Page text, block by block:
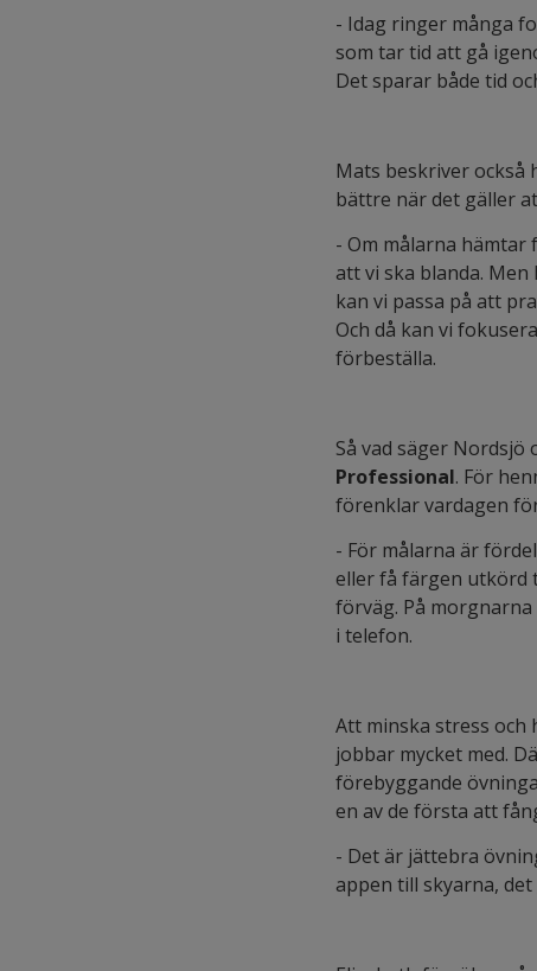
- Idag ringer många
som tar tid att gå
Det sparar både tid
Mats beskriver
bättre när det gäller
- Om målarna
att vi ska blanda.
kan vi passa på att
Och då kan vi
förbeställa.
Så vad säger
Professional. För
förenklar vardagen
- För målarna är
eller få färgen utkörd
förväg. På
i telefon.
Att minska stress
jobbar mycket med.
förebyggande
en av de första att
- Det är jättebra
appen till skyarna,